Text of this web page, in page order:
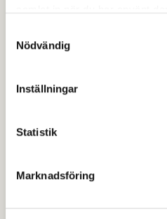
Nödvändig
Inställningar
Statistik
Marknadsföring
personuppgifter
Den registrerades